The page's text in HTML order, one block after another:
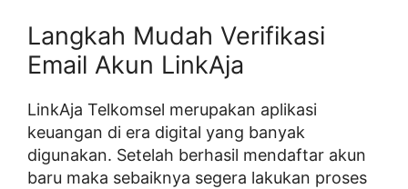
Langkah Mudah Verifikasi
Email Akun LinkAja
LinkAja Telkomsel merupakan aplikasi
keuangan di era digital yang banyak
digunakan. Setelah berhasil mendaftar akun
baru maka sebaiknya segera lakukan proses